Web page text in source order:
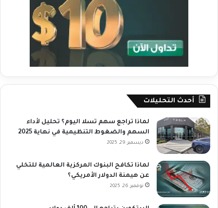
أحدث التحليلات
لماذا تراجع سهم تسلا اليوم؟ تحليل لأداء
السهم والضغوط التنظيمية في نهاية 2025
ديسمبر 29, 2025
لماذا تكافح البنوك المركزية العالمية للتخلي
عن هيمنة الدولار الأمريكي؟
نوفمبر 26, 2025